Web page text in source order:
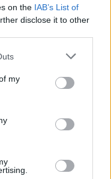
on the IAB’s List of
disclose it to other
my